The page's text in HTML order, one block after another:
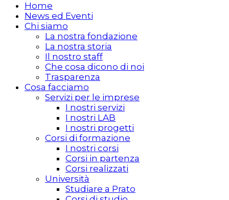
Home
News ed Eventi
Chi siamo
La nostra fondazione
La nostra storia
Il nostro staff
Che cosa dicono di noi
Trasparenza
Cosa facciamo
Servizi per le imprese
I nostri servizi
I nostri LAB
I nostri progetti
Corsi di formazione
I nostri corsi
Corsi in partenza
Corsi realizzati
Università
Studiare a Prato